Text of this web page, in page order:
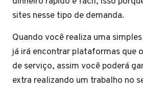
sites nesse tipo de demanda.
Quando você realiza uma
já irá encontrar plataformas que
de serviço, assim você poderá
extra realizando um trabalho no